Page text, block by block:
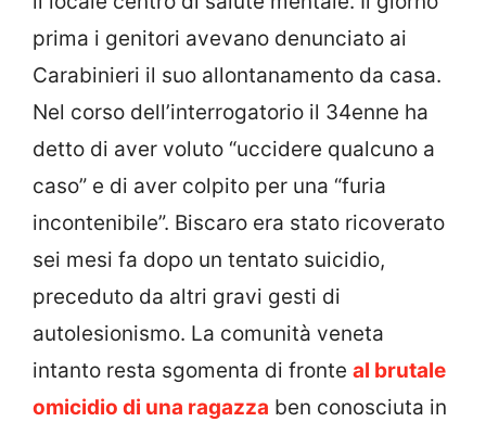
prima i genitori avevano denunciato ai
Carabinieri il suo allontanamento da casa.
Nel corso dell’interrogatorio il 34enne ha
detto di aver voluto “uccidere qualcuno a
caso” e di aver colpito per una “furia
incontenibile”. Biscaro era stato ricoverato
sei mesi fa dopo un tentato suicidio,
preceduto da altri gravi gesti di
autolesionismo. La comunità veneta
intanto resta sgomenta di fronte al brutale
omicidio di una ragazza ben conosciuta in